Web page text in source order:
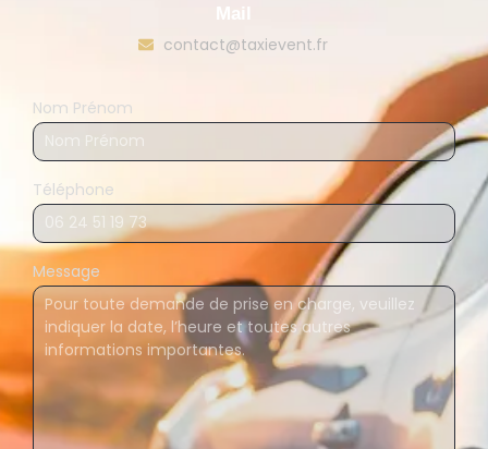
Mail
contact@taxievent.fr
Nom Prénom
Téléphone
Message